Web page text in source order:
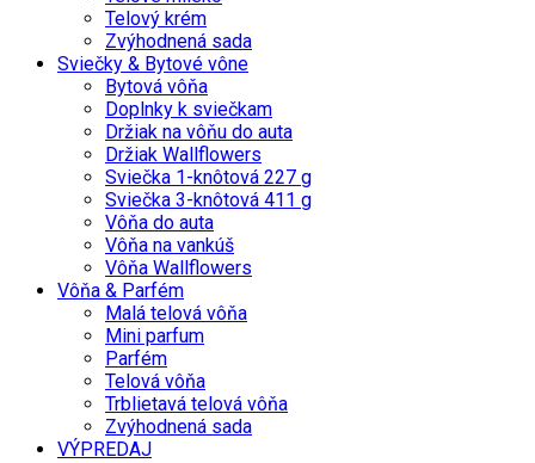
Telový krém
Zvýhodnená sada
Sviečky & Bytové vône
Bytová vôňa
Doplnky k sviečkam
Držiak na vôňu do auta
Držiak Wallflowers
Sviečka 1-knôtová 227 g
Sviečka 3-knôtová 411 g
Vôňa do auta
Vôňa na vankúš
Vôňa Wallflowers
Vôňa & Parfém
Malá telová vôňa
Mini parfum
Parfém
Telová vôňa
Trblietavá telová vôňa
Zvýhodnená sada
VÝPREDAJ